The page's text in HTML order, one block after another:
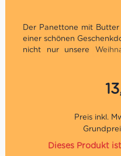
Der Panettone mit
einer schönen
nicht nur unsere
Familie – einfach
Dieses Produkt